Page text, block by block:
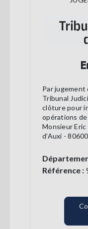
Par jugement
Tribunal
clôture pour
opérations
Monsieur
d’Auxi -
Référence :